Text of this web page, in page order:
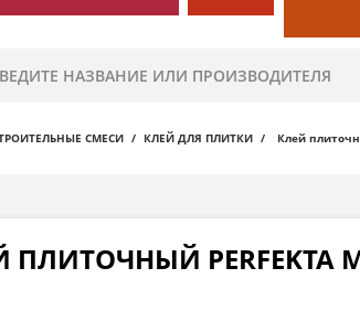
СМЕСИ КЛЕЙ ДЛЯ ПЛИТКИ Клей
ПЛИТОЧНЫЙ